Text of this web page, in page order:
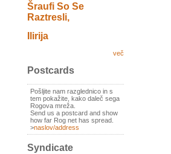
Šraufi So Se
Raztresli,
Ilirija
več
Postcards
Pošljite nam razglednico in s
tem pokažite, kako daleč sega
Rogova mreža.
Send us a postcard and show
how far Rog net has spread.
>naslov/address
Syndicate